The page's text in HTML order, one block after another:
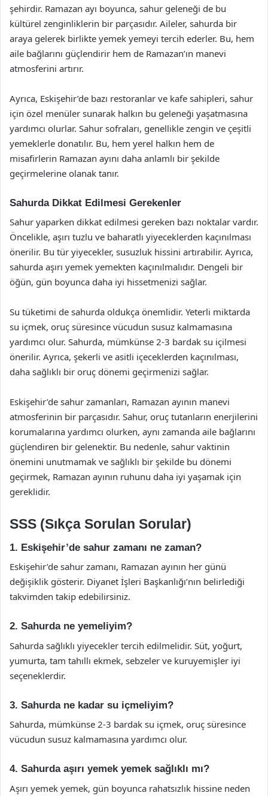
şehirdir. Ramazan ayı boyunca, sahur geleneği de bu
kültürel zenginliklerin bir parçasıdır. Aileler, sahurda bir
araya gelerek birlikte yemek yemeyi tercih ederler. Bu, hem
aile bağlarını güçlendirir hem de Ramazan’ın manevi
atmosferini artırır.
Ayrıca, Eskişehir’de bazı restoranlar ve kafe sahipleri, sahur
için özel menüler sunarak halkın bu geleneği yaşatmasına
yardımcı olurlar. Sahur sofraları, genellikle zengin ve çeşitli
yemeklerle donatılır. Bu, hem yerel halkın hem de
misafirlerin Ramazan ayını daha anlamlı bir şekilde
geçirmelerine olanak tanır.
Sahurda Dikkat Edilmesi Gerekenler
Sahur yaparken dikkat edilmesi gereken bazı noktalar vardır.
Öncelikle, aşırı tuzlu ve baharatlı yiyeceklerden kaçınılması
önerilir. Bu tür yiyecekler, susuzluk hissini artırabilir. Ayrıca,
sahurda aşırı yemek yemekten kaçınılmalıdır. Dengeli bir
öğün, gün boyunca daha iyi hissetmenizi sağlar.
Su tüketimi de sahurda oldukça önemlidir. Yeterli miktarda
su içmek, oruç süresince vücudun susuz kalmamasına
yardımcı olur. Sahurda, mümkünse 2-3 bardak su içilmesi
önerilir. Ayrıca, şekerli ve asitli içeceklerden kaçınılması,
daha sağlıklı bir oruç dönemi geçirmenizi sağlar.
Eskişehir’de sahur zamanları, Ramazan ayının manevi
atmosferinin bir parçasıdır. Sahur, oruç tutanların enerjilerini
korumalarına yardımcı olurken, aynı zamanda aile bağlarını
güçlendiren bir gelenektir. Bu nedenle, sahur vaktinin
önemini unutmamak ve sağlıklı bir şekilde bu dönemi
geçirmek, Ramazan ayının ruhunu daha iyi yaşamak için
gereklidir.
SSS (Sıkça Sorulan Sorular)
1. Eskişehir’de sahur zamanı ne zaman?
Eskişehir’de sahur zamanı, Ramazan ayının her günü
değişiklik gösterir. Diyanet İşleri Başkanlığı’nın belirlediği
takvimden takip edebilirsiniz.
2. Sahurda ne yemeliyim?
Sahurda sağlıklı yiyecekler tercih edilmelidir. Süt, yoğurt,
yumurta, tam tahıllı ekmek, sebzeler ve kuruyemişler iyi
seçeneklerdir.
3. Sahurda ne kadar su içmeliyim?
Sahurda, mümkünse 2-3 bardak su içmek, oruç süresince
vücudun susuz kalmamasına yardımcı olur.
4. Sahurda aşırı yemek yemek sağlıklı mı?
Aşırı yemek yemek, gün boyunca rahatsızlık hissine neden